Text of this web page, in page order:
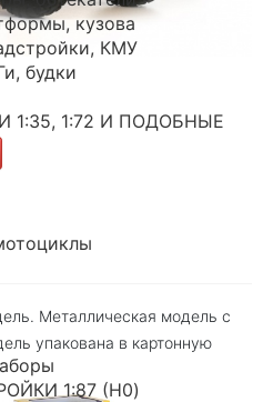
кузова
КМУ
будки
1:72 И ПОДОБНЫЕ
1:87 (H0)
Металлическая модель с
упакована в картонную